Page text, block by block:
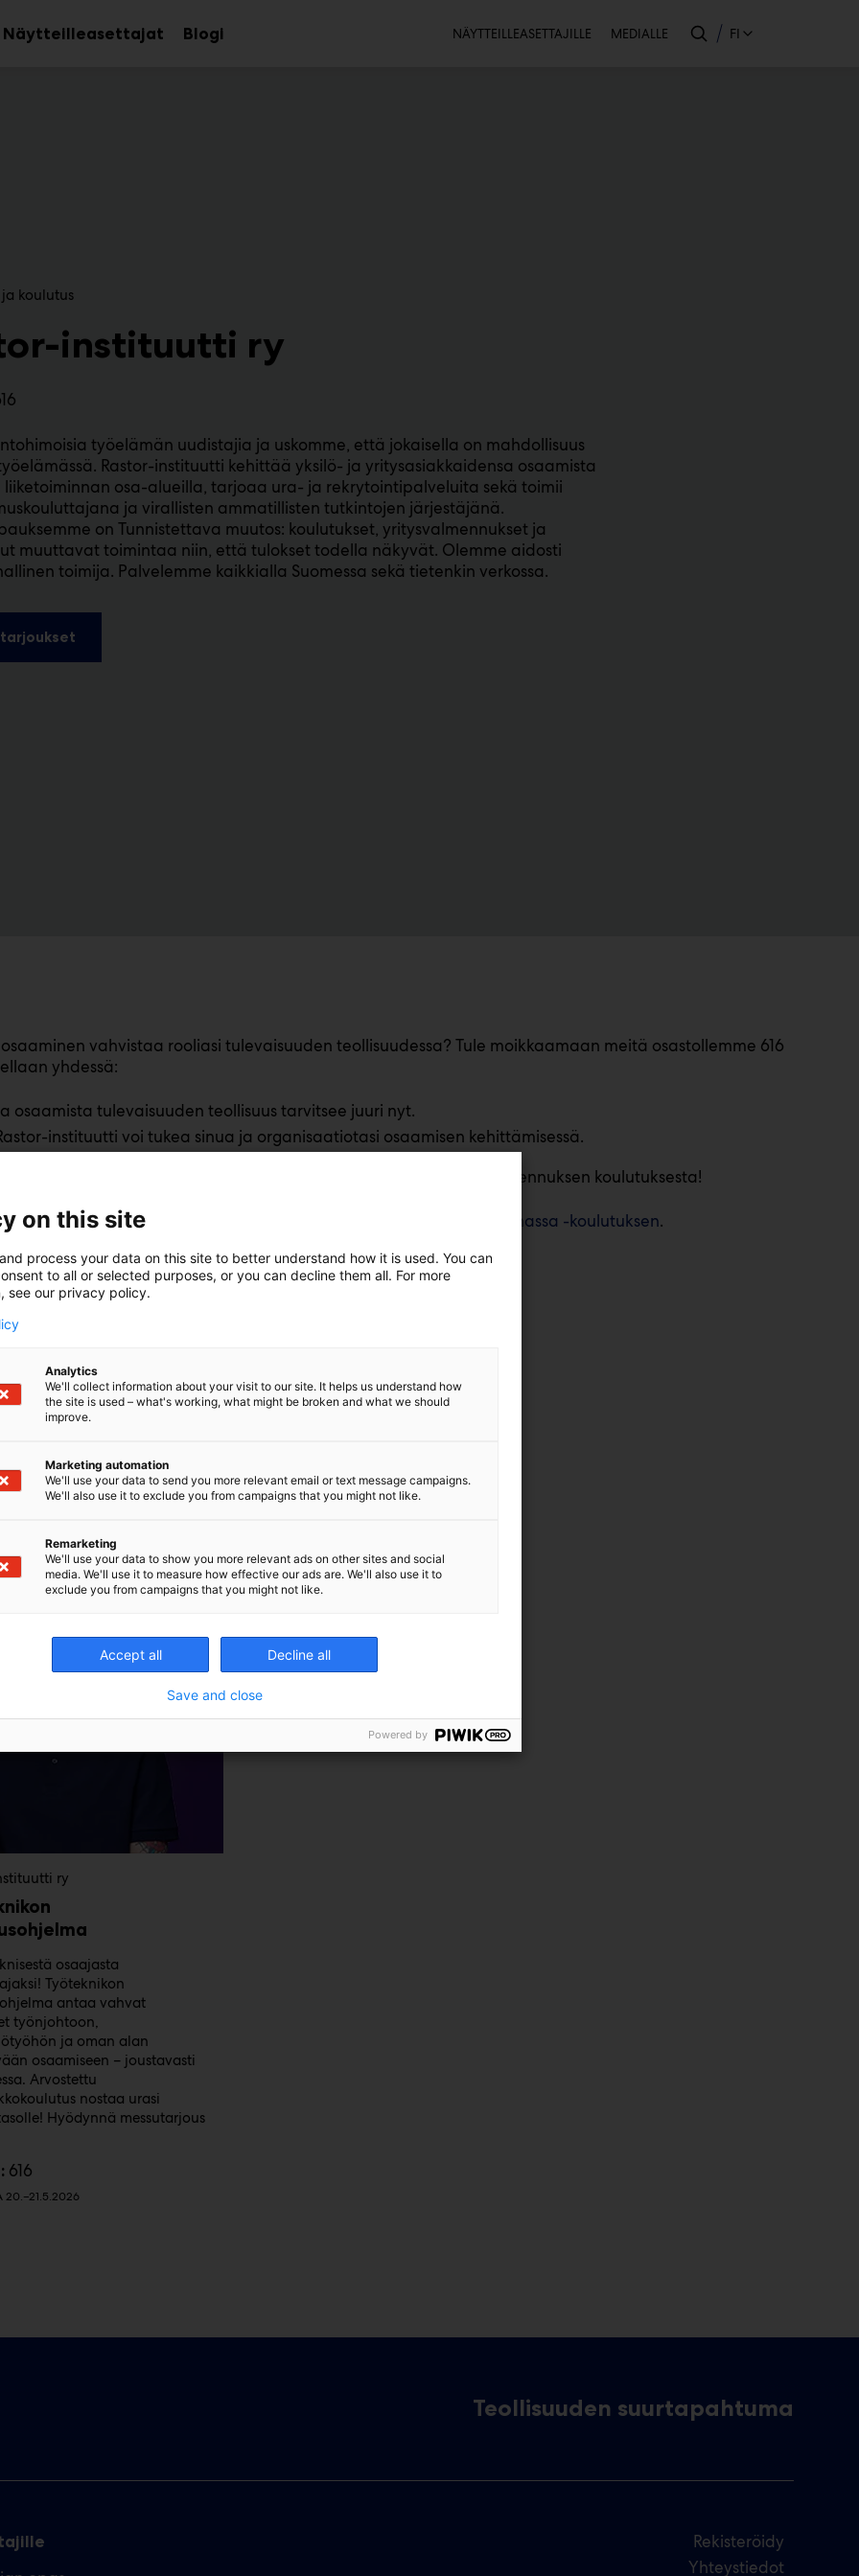
NäytteilleasettajatAvaaBlogi Toissijainen
NÄYTTEILLEASETTAJILLE MEDIALLE FI
koulutus
instituutti ry
työelämän uudistajia ja uskomme, että jokaisella on mahdollisuus
Rastor-instituutti kehittää yksilö- ja yritysasiakkaidensa osaamista
liiketoiminnan osa-alueilla, tarjoaa ura- ja rekrytointipalveluita sekä toimii
ja virallisten ammatillisten tutkintojen järjestäjänä.
on Tunnistettava muutos: koulutukset, yritysvalmennukset ja
muuttavat toimintaa niin, että tulokset todella näkyvät. Olemme aidosti
toimija. Palvelemme kaikkialla Suomessa sekä tietenkin verkossa.
vahvistaa rooliasi tulevaisuuden teollisuudessa? Tule moikkaamaan meitä osastollemme 616
yhdessä:
osaamista tulevaisuuden teollisuus tarvitsee juuri nyt.
instituutti voi tukea sinua ja organisaatiotasi osaamisen kehittämisessä.
samalla messutarjous
. Saat -20% alennuksen koulutuksesta!
onneasi arvonnassa, yksi onnekas voittaa Tekoäly projektinhallinnassa -koulutuksen.
messuilla!
ry
osaajasta
Työteknikon
antaa vahvat
työnjohtoon,
ja oman alan
osaamiseen – joustavasti
Arvostettu
nostaa urasi
Hyödynnä messutarjous
616
20.–21.5.2026
Teollisuuden suurtapahtuma
Rekisteröidy
Yhteystiedot
on this site
process your data on this site to better understand how it is used. You can
to all or selected purposes, or you can decline them all. For more
see our privacy policy.
Analytics
We'll collect information about your visit to our site. It helps us understand how
the site is used – what's working, what might be broken and what we should
improve.
Marketing automation
We'll use your data to send you more relevant email or text message campaigns.
We'll also use it to exclude you from campaigns that you might not like.
Remarketing
We'll use your data to show you more relevant ads on other sites and social
media. We'll use it to measure how effective our ads are. We'll also use it to
exclude you from campaigns that you might not like.
Accept all Decline all
Save and close
Powered by